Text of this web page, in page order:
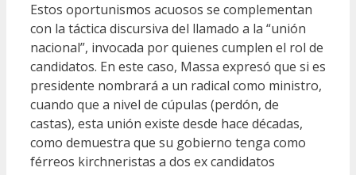
Estos oportunismos acuosos se complementan
con la táctica discursiva del llamado a la “unión
nacional”, invocada por quienes cumplen el rol de
candidatos. En este caso, Massa expresó que si es
presidente nombrará a un radical como ministro,
cuando que a nivel de cúpulas (perdón, de
castas), esta unión existe desde hace décadas,
como demuestra que su gobierno tenga como
férreos kirchneristas a dos ex candidatos